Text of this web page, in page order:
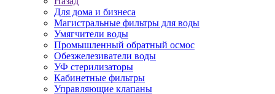
Для дома и бизнеса
Магистральные фильтры для воды
Умягчители воды
Промышленный обратный осмос
Обезжелезиватели воды
УФ стерилизаторы
Кабинетные фильтры
Управляющие клапаны